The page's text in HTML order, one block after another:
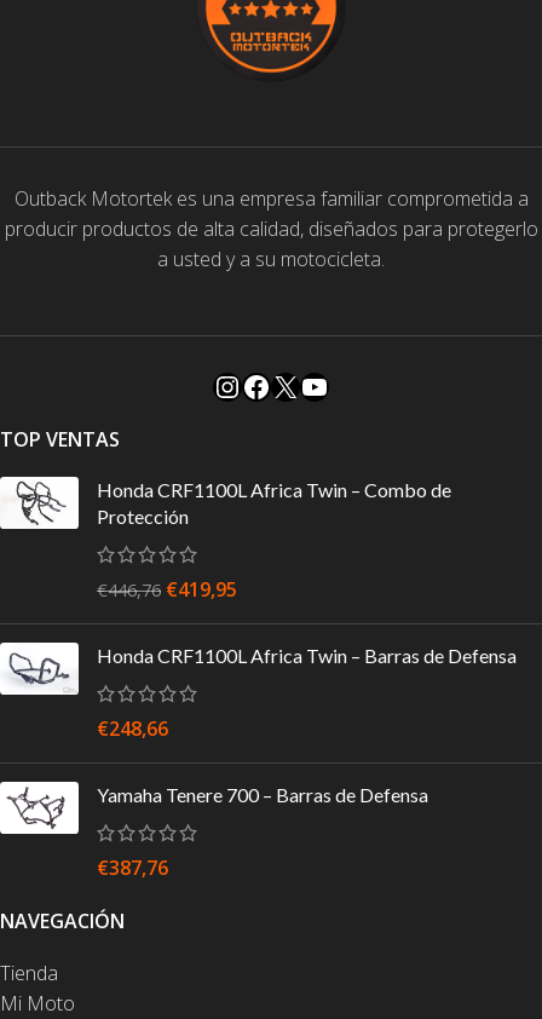
Outback Motortek es una empresa familiar comprometida a
producir productos de alta calidad, diseñados para protegerlo
a usted y a su motocicleta.
TOP VENTAS
Honda CRF1100L Africa Twin – Combo de
Protección
€446,76 €419,95
Honda CRF1100L Africa Twin – Barras de Defensa
€248,66
Yamaha Tenere 700 – Barras de Defensa
€387,76
NAVEGACIÓN
Tienda
Mi Moto